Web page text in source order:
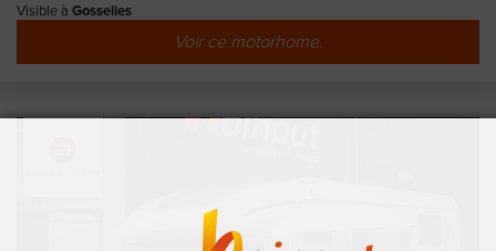
Visible à Gosselies
Voir ce motorhome.